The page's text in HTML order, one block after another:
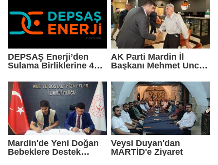
DEPSAŞ Enerji’den
Sulama Birliklerine 48
AK Parti Mardin İl
Başkanı Mehmet Uncu:
Geleceğimizi
Korumaktır"
Mardin'de Yeni Doğan
Bebeklere Destek
Veysi Duyan'dan
MARTİD'e Ziyaret